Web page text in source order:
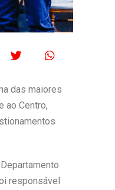
das maiores
ao Centro,
responsável